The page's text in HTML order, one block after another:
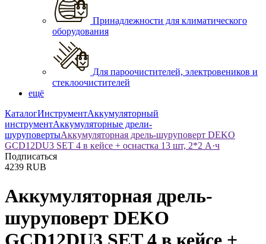
Принадлежности для климатического
оборудования
Для пароочистителей, электровеников и
стеклоочистителей
ещё
КаталогИнструментАккумуляторный
инструментАккумуляторные дрели-
шуруповертыАккумуляторная дрель-шуруповерт DEKO
GCD12DU3 SET 4 в кейсе + оснастка 13 шт, 2*2 А·ч
Подписаться
4239 RUB
Аккумуляторная дрель-
шуруповерт DEKO